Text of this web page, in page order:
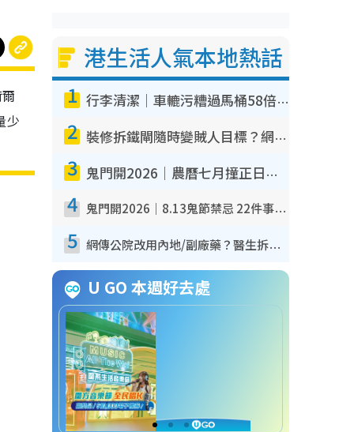
少
港生活人氣本地熱話
1 行李清潔｜車轆污糟過馬桶58倍！專家警告忌用酒精抹 教1招免污手除菌
2 裝修拆鐵閘隨時變賊人目標？網民揭2大關鍵用途：裝新式等於白裝？附新舊鐵閘分別
3 鬼門開2026｜農曆七月撞正日全食特別邪？專家警告切忌做一事！揭4大禁忌+2招保平安
4 鬼門開2026｜8.13鬼節禁忌 22件事唔做得！燒肉、刺身要少食？半夜勿吹口哨/打呢個電話
5 網傳公院改用內地/副廠藥？醫生拆解正副廠分別 揭4類人換藥隨時出事
U GO 本週好去處